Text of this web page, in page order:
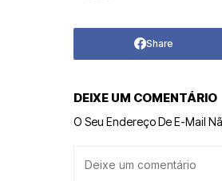
Share
DEIXE UM COMENTÁRIO
O Seu Endereço De E-Mail